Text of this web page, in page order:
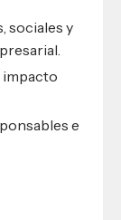
sociales y
e